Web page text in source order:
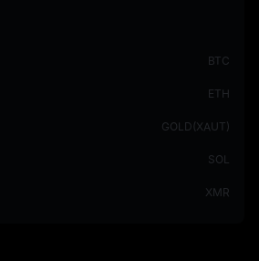
BTC
ETH
GOLD(XAUT)
SOL
XMR